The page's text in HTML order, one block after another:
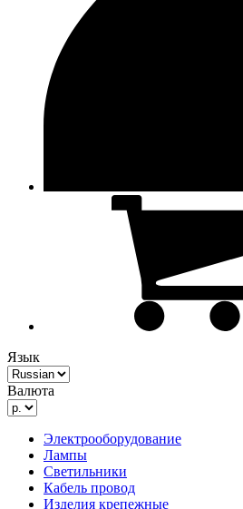
Язык
Валюта
Электрооборудование
Лампы
Светильники
Кабель провод
Изделия крепежные